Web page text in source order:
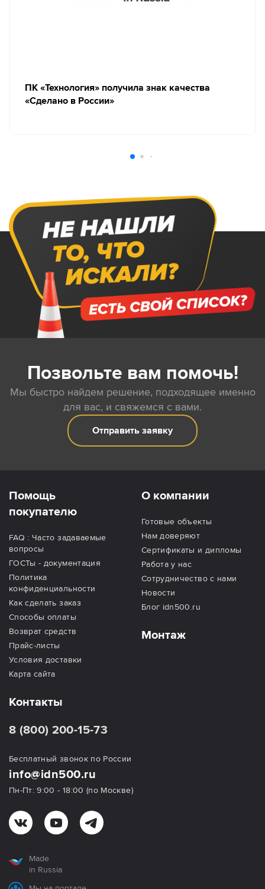
ПК «Технология» получила знак качества
«Сделано в России»
Позвольте вам помочь!
Мы быстро найдем решение, подходящее именно
для вас, и свяжемся с вами.
Отправить заявку
Помощь
покупателю
FAQ : Часто задаваемые
вопросы
ГОСТы - документация
Политика
конфиденциальности
Как сделать заказ
Способы оплаты
Возврат средств
Прайс-листы
Условия доставки
Карта сайта
О компании
Готовые объекты
Нам доверяют
Сертификаты и дипломы
Работа у нас
Сотрудничество с нами
Новости
Блог idn500.ru
Монтаж
Контакты
8 (800) 200-15-73
Бесплатный звонок по России
info@idn500.ru
Пн-Пт: 9:00 - 18:00 (по Москве)
Made
in Russia